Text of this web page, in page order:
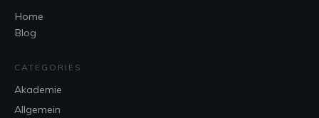
Home
Blog
CATEGORIES
Akademie
Allgemein